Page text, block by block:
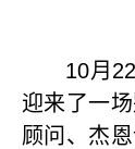
10月 22
迎来了一
顾问、杰